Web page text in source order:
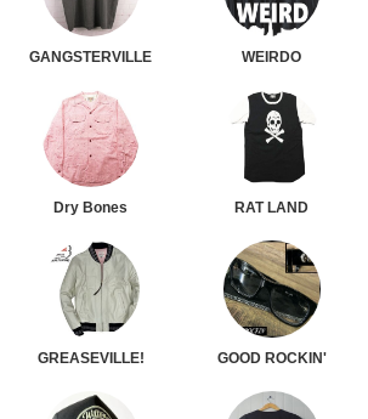
GANGSTERVILLE WEIRDO
Dry Bones RAT LAND
GREASEVILLE! GOOD ROCKIN'